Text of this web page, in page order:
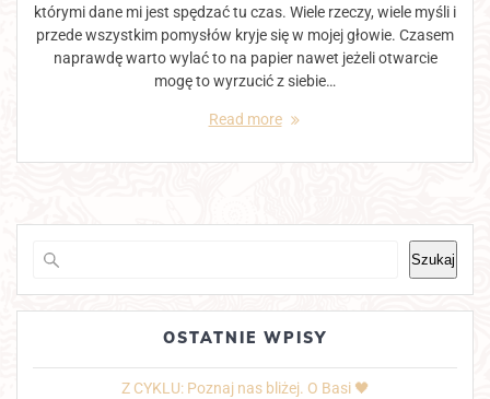
którymi dane mi jest spędzać tu czas. Wiele rzeczy, wiele myśli i
przede wszystkim pomysłów kryje się w mojej głowie. Czasem
naprawdę warto wylać to na papier nawet jeżeli otwarcie
mogę to wyrzucić z siebie…
Read more
Szukaj
OSTATNIE WPISY
Z CYKLU: Poznaj nas bliżej. O Basi 🖤